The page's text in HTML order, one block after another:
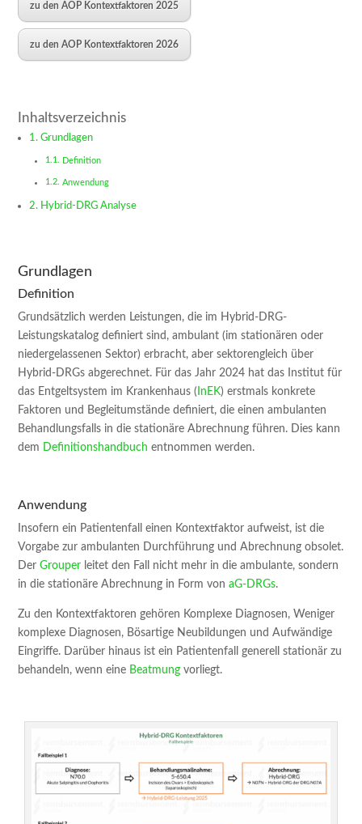
zu den AOP Kontextfaktoren 2025
zu den AOP Kontextfaktoren 2026
Inhaltsverzeichnis
Grundlagen
Definition
Anwendung
Hybrid-DRG Analyse
Grundlagen
Definition
Grundsätzlich werden Leistungen, die im Hybrid-DRG-
Leistungskatalog definiert sind, ambulant (im stationären oder
niedergelassenen Sektor) erbracht, aber sektorengleich über
Hybrid-DRGs abgerechnet. Für das Jahr 2024 hat das Institut für
das Entgeltsystem im Krankenhaus ( InEK) erstmals konkrete
Faktoren und Begleitumstände definiert, die einen ambulanten
Behandlungsfalls in die stationäre Abrechnung führen. Dies kann
dem Definitionshandbuch entnommen werden.
Anwendung
Insofern ein Patientenfall einen Kontextfaktor aufweist, ist die
Vorgabe zur ambulanten Durchführung und Abrechnung obsolet.
DerGrouper leitet den Fall nicht mehr in die ambulante, sondern
in die stationäre Abrechnung in Form vonaG-DRGs.
Zu den Kontextfaktoren gehören Komplexe Diagnosen, Weniger
komplexe Diagnosen, Bösartige Neubildungen und Aufwändige
Eingriffe. Darüber hinaus ist ein Patientenfall generell stationär zu
behandeln, wenn eine Beatmung vorliegt.